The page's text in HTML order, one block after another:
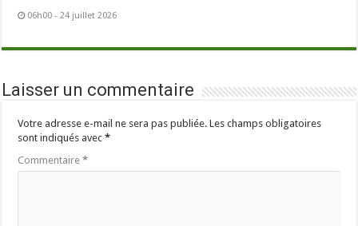
06h00 - 24 juillet 2026
Laisser un commentaire
Votre adresse e-mail ne sera pas publiée. Les champs obligatoires
sont indiqués avec*
Commentaire*